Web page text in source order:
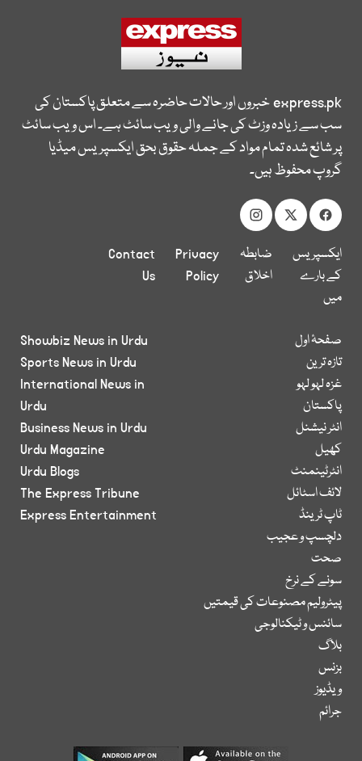
express.pkخبروں اور حالات حاضرہ سے متعلق پاکستان کی
سب سے زیادہ وزٹ کی جانے والی ویب سائٹ ہے۔ اس ویب سائٹ
پر شائع شدہ تمام مواد کے جملہ حقوق بحق ایکسپریس میڈیا
گروپ محفوظ ہیں۔
ایکسپریس
کے بارے
میں
ضابطہ
اخلاق
Privacy
Policy
Contact
Us
صفحۂ اول
تازہ ترین
غزہ لہو لہو
پاکستان
انٹر نیشنل
کھیل
انٹرٹینمنٹ
لائف اسٹائل
ٹاپ ٹرینڈ
دلچسپ و عجیب
صحت
سونے کے نرخ
پیٹرولیم مصنوعات کی قیمتیں
سائنس و ٹیکنالوجی
بلاگ
بزنس
ویڈیوز
جرائم
Showbiz News in Urdu
Sports News in Urdu
International News in
Urdu
Business News in Urdu
Urdu Magazine
Urdu Blogs
The Express Tribune
Express Entertainment